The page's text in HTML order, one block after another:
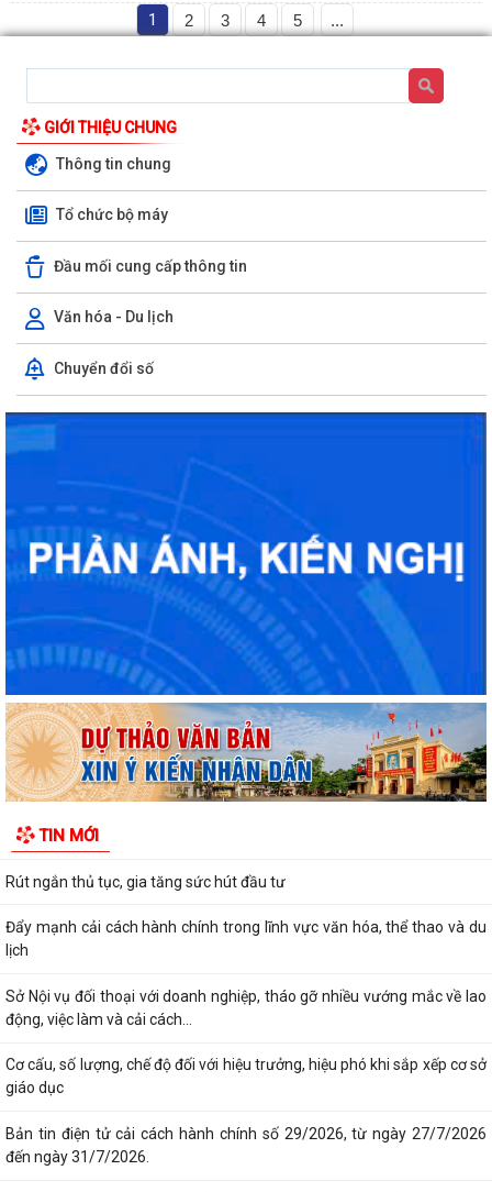
1 2 3 4 5 ...
GIỚI THIỆU CHUNG
Thông tin chung
Tổ chức bộ máy
Đầu mối cung cấp thông tin
Văn hóa - Du lịch
Chuyển đổi số
TIN MỚI
Rút ngắn thời gian giải quyết 7 thủ tục hộ kinh doanh
Lãnh đạo Sở Nội vụ Hải Phòng đối thoại với 130 doanh nghiệp
Hải Phòng giảm thời gian giải quyết từ 50% trở lên hơn 1.900 thủ tục
hành chính
Giữ 'lửa' nhân lực cấp xã
Chính quyền cấp xã đồng hành cùng doanh nghiệp
Rút ngắn thủ tục, gia tăng sức hút đầu tư
Đẩy mạnh cải cách hành chính trong lĩnh vực văn hóa, thể thao và du
lịch
Sở Nội vụ đối thoại với doanh nghiệp, tháo gỡ nhiều vướng mắc về lao
động, việc làm và cải cách...
Cơ cấu, số lượng, chế độ đối với hiệu trưởng, hiệu phó khi sắp xếp cơ sở
giáo dục
Bản tin điện tử cải cách hành chính số 29/2026, từ ngày 27/7/2026
đến ngày 31/7/2026.